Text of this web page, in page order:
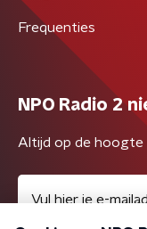
Frequenties
NPO Radio 2
Altijd op de hoogte